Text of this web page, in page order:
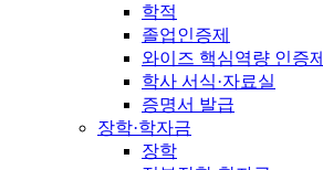
학적
졸업인증제
와이즈 핵심역량 인증제
학사 서식·자료실
증명서 발급
장학·학자금
장학